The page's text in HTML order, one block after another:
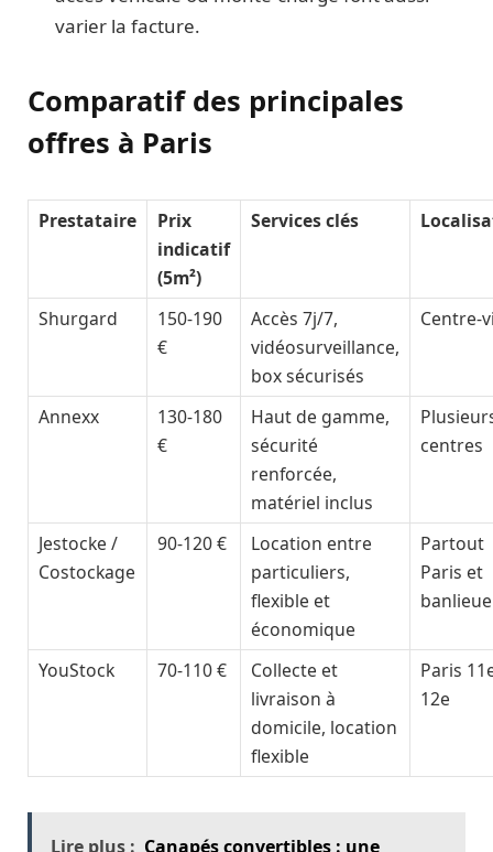
varier la facture.
Comparatif des principales
offres à Paris
Prestataire
Prix
indicatif
(5m²)
Services clés
Shurgard
150-190
€
Accès 7j/7,
vidéosurveillance,
box sécurisés
Centre-
Annexx
130-180
€
Haut de gamme,
sécurité
renforcée,
matériel inclus
centres
Jestocke /
Costockage
90-120 €
Location entre
particuliers,
flexible et
économique
Partout
Paris et
banlieue
YouStock 70-110 €
Collecte et
livraison à
domicile, location
flexible
Paris
12e
Lire plus : Canapés convertibles : une